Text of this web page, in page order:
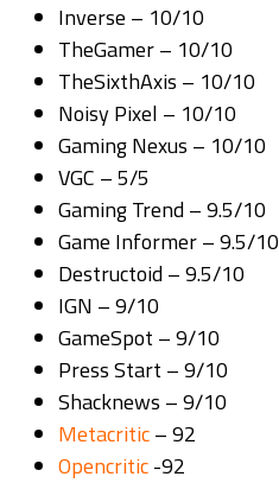
Inverse – 10/10
TheGamer – 10/10
TheSixthAxis – 10/10
Noisy Pixel – 10/10
Gaming Nexus – 10/10
VGC – 5/5
Gaming Trend – 9.5/10
Game Informer – 9.5/10
Destructoid – 9.5/10
IGN – 9/10
GameSpot – 9/10
Press Start – 9/10
Shacknews – 9/10
Metacritic– 92
Opencritic-92